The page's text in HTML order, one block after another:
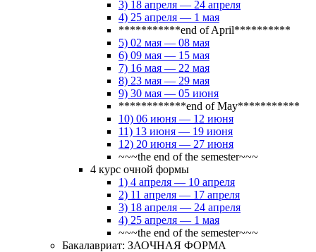
3) 18 апреля — 24 апреля
4) 25 апреля — 1 мая
***********end of April**********
5) 02 мая — 08 мая
6) 09 мая — 15 мая
7) 16 мая — 22 мая
8) 23 мая — 29 мая
9) 30 мая — 05 июня
************end of May***********
10) 06 июня — 12 июня
11) 13 июня — 19 июня
12) 20 июня — 27 июня
~~~the end of the semester~~~
4 курс очной формы
1) 4 апреля — 10 апреля
2) 11 апреля — 17 апреля
3) 18 апреля — 24 апреля
4) 25 апреля — 1 мая
~~~the end of the semester~~~
Бакалавриат: ЗАОЧНАЯ ФОРМА